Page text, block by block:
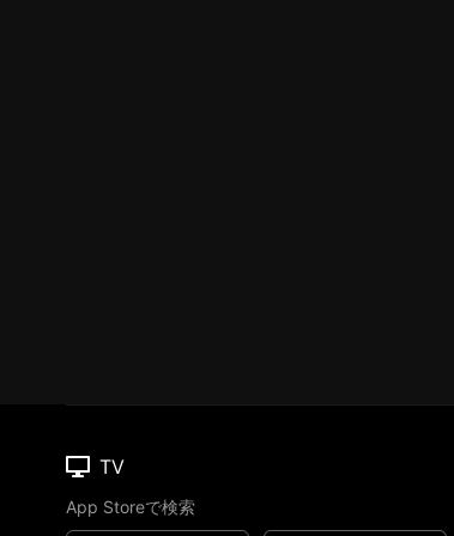
TV
App Storeで検索